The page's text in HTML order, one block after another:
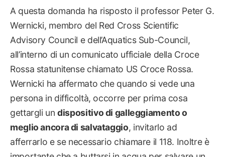
A questa domanda ha risposto il professor Peter G.
Wernicki, membro del Red Cross Scientific
Advisory Council e dell’Aquatics Sub-Council,
all’interno di un comunicato ufficiale della Croce
Rossa statunitense chiamato US Croce Rossa.
Wernicki ha affermato che quando si vede una
persona in difficoltà, occorre per prima cosa
gettargli undispositivo di galleggiamento o
meglio ancora di salvataggio, invitarlo ad
afferrarlo e se necessario chiamare il 118. Inoltre è